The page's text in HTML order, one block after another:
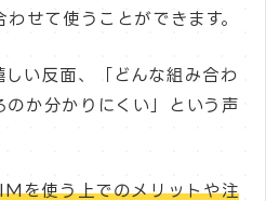
せて使うことができます。
い反面、「どんな組み合わ
か分かりにくい」という声
を使う上でのメリットや注